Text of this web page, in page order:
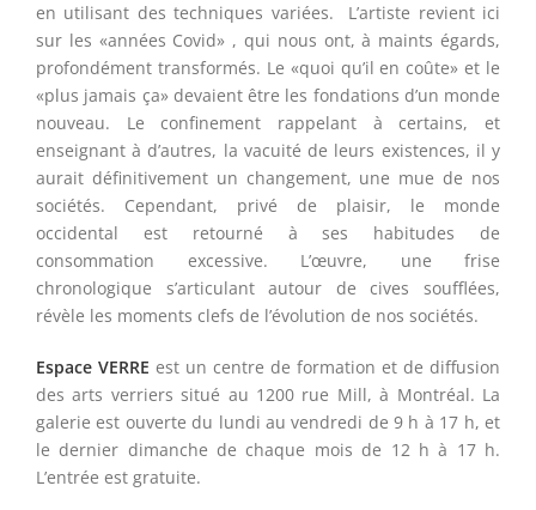
en utilisant des techniques variées. L’artiste revient ici
sur les «années Covid» , qui nous ont, à maints égards,
profondément transformés. Le «quoi qu’il en coûte» et le
«plus jamais ça» devaient être les fondations d’un monde
nouveau. Le confinement rappelant à certains, et
enseignant à d’autres, la vacuité de leurs existences, il y
aurait définitivement un changement, une mue de nos
sociétés. Cependant, privé de plaisir, le monde
occidental est retourné à ses habitudes de
consommation excessive. L’œuvre, une frise
chronologique s’articulant autour de cives soufflées,
révèle les moments clefs de l’évolution de nos sociétés.
Espace VERRE est un centre de formation et de diffusion
des arts verriers situé au 1200 rue Mill, à Montréal. La
galerie est ouverte du lundi au vendredi de 9 h à 17 h, et
le dernier dimanche de chaque mois de 12 h à 17 h.
L’entrée est gratuite.